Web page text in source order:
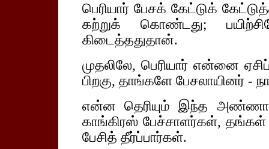
பெரியார் பேசக் கேட்டுக்
கற்றுக் கொண்டது;
கிடைத்ததுதான்.
முதலிலே, பெரியார் என்னை
பிறகு, தாங்களே பேசலாயினர் -
என்ன தெரியும் இந்த
காங்கிரஸ் பேச்சாளர்கள்,
பேசித் தீர்ப்பார்கள்.